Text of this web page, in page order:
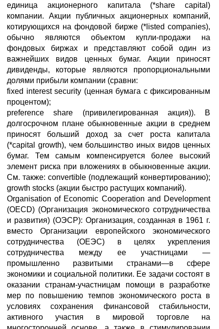
единица акционерного капитала (*share capital)
компании. Акции публичных акционерных компаний,
котирующихся на фондовой бирже (*listed companies),
обычно являются объектом купли-продажи на
фондовых биржах и представляют собой один из
важнейших видов ценных бумаг. Акции приносят
дивиденды, которые являются пропорциональными
долями прибыли компании (сравни:
fixed interest security (ценная бумага с фиксированным
процентом);
preference share (привилегированная акция)). В
долгосрочном плане обыкновенные акции в среднем
приносят больший доход за счет роста капитала
(*capital growth), чем большинство иных видов ценных
бумаг. Тем самым компенсируется более высокий
элемент риска при вложениях в обыкновенные акции.
См. также: convertible (подлежащий конвертированию);
growth stocks (акции быстро растущих компаний).
Organisation of Economic Cooperation and Development
(OECD) (Организация экономического сотрудничества
и развития) (ОЭСР): Организация, созданная в 1961 г.
вместо Организации европейского экономического
сотрудничества (ОЕЭС) в целях укрепления
сотрудничества между ее участницами —
промышленно развитыми странами—в сфере
экономики и социальной политики. Ее задачи состоят в
оказании странам-участницам помощи в разработке
мер по повышению темпов экономического роста в
условиях сохранения финансовой стабильности,
активного участия в мировой торговле на